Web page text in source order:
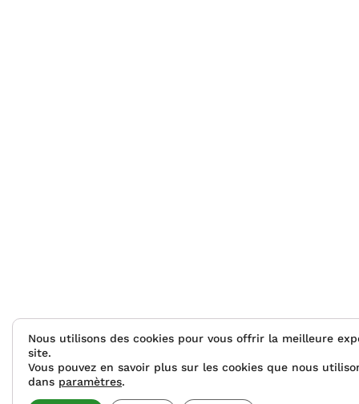
Nous utilisons des cookies pour vous offrir la meilleure
site.
Vous pouvez en savoir plus sur les cookies que nous
dans paramètres.